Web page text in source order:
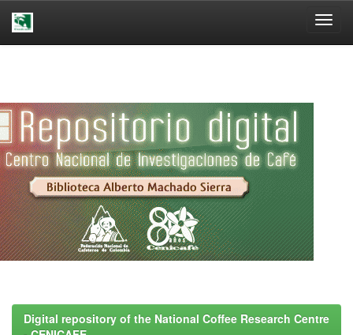
Digital repository of the National Coffee Research Centre